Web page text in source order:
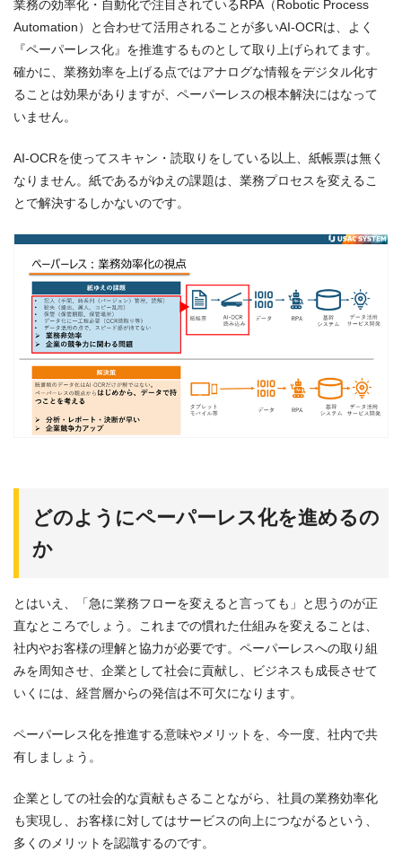
業務の効率化・自動化で注目されているRPA（Robotic Process
Automation）と合わせて活用されることが多いAI-OCRは、よく
『ペーパーレス化』を推進するものとして取り上げられてます。
確かに、業務効率を上げる点ではアナログな情報をデジタル化す
ることは効果がありますが、ペーパーレスの根本解決にはなって
いません。
AI-OCRを使ってスキャン・読取りをしている以上、紙帳票は無く
なりません。紙であるがゆえの課題は、業務プロセスを変えるこ
とで解決するしかないのです。
どのようにペーパーレス化を進めるの
か
とはいえ、「急に業務フローを変えると言っても」と思うのが正
直なところでしょう。これまでの慣れた仕組みを変えることは、
社内やお客様の理解と協力が必要です。ペーパーレスへの取り組
みを周知させ、企業として社会に貢献し、ビジネスも成長させて
いくには、経営層からの発信は不可欠になります。
ペーパーレス化を推進する意味やメリットを、今一度、社内で共
有しましょう。
企業としての社会的な貢献もさることながら、社員の業務効率化
も実現し、お客様に対してはサービスの向上につながるという、
多くのメリットを認識するのです。